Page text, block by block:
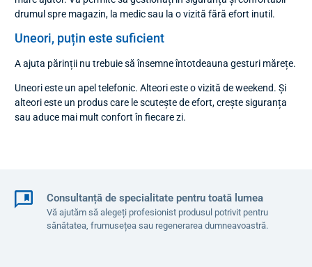
drumul spre magazin, la medic sau la o vizită fără efort inutil.
Uneori, puțin este suficient
A ajuta părinții nu trebuie să însemne întotdeauna gesturi mărețe.
Uneori este un apel telefonic. Alteori este o vizită de weekend. Și
alteori este un produs care le scutește de efort, crește siguranța
sau aduce mai mult confort în fiecare zi.
Consultanță de specialitate pentru toată lumea
Vă ajutăm să alegeți profesionist produsul potrivit pentru
sănătatea, frumusețea sau regenerarea dumneavoastră.